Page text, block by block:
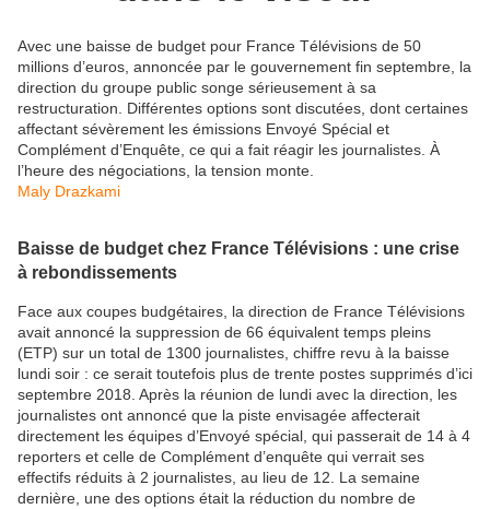
Avec une baisse de budget pour France Télévisions de 50
millions d’euros, annoncée par le gouvernement fin septembre, la
direction du groupe public songe sérieusement à sa
restructuration. Différentes options sont discutées, dont certaines
affectant sévèrement les émissions Envoyé Spécial et
Complément d’Enquête, ce qui a fait réagir les journalistes. À
l’heure des négociations, la tension monte.
Maly Drazkami
Baisse de budget chez France Télévisions : une crise
à rebondissements
Face aux coupes budgétaires, la direction de France Télévisions
avait annoncé la suppression de 66 équivalent temps pleins
(ETP) sur un total de 1300 journalistes, chiffre revu à la baisse
lundi soir : ce serait toutefois plus de trente postes supprimés d’ici
septembre 2018. Après la réunion de lundi avec la direction, les
journalistes ont annoncé que la piste envisagée affecterait
directement les équipes d’Envoyé spécial, qui passerait de 14 à 4
reporters et celle de Complément d’enquête qui verrait ses
effectifs réduits à 2 journalistes, au lieu de 12. La semaine
dernière, une des options était la réduction du nombre de